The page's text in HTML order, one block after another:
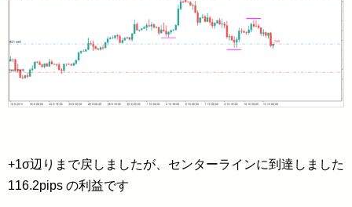
+1σ辺りまで戻しましたが、センターラインに到達しました
116.2pips の利益です